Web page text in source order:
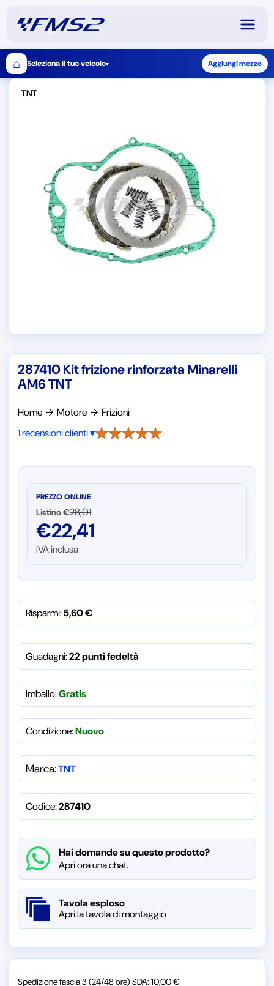
⌂ Seleziona il tuo veicolo▾ Aggiungi mezzo
TNT
287410 Kit frizione rinforzata Minarelli
AM6 TNT
Home → Motore → Frizioni
1 recensioni clienti ▾
PREZZO ONLINE
Listino €28,01
€22,41
IVA inclusa
Risparmi:5,60€
Guadagni:22 punti fedeltà
Imballo:Gratis
Condizione:Nuovo
Marca:TNT
Codice:287410
Hai domande su questo prodotto?
Apri ora una chat.
Tavola esploso
Apri la tavola di montaggio
Spedizione fascia 3 (24/48 ore) SDA: 10,00 €